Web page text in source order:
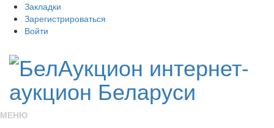
Закладки
Зарегистрироваться
Войти
МЕНЮ